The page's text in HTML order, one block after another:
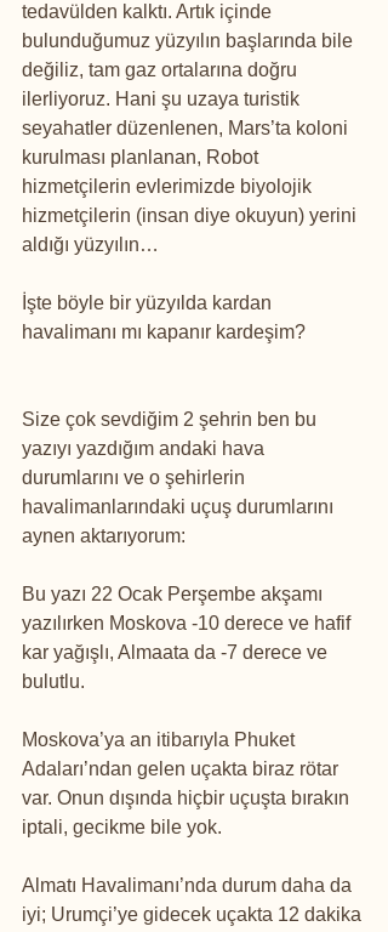
tedavülden kalktı. Artık içinde
bulunduğumuz yüzyılın başlarında bile
değiliz, tam gaz ortalarına doğru
ilerliyoruz. Hani şu uzaya turistik
seyahatler düzenlenen, Mars’ta koloni
kurulması planlanan, Robot
hizmetçilerin evlerimizde biyolojik
hizmetçilerin (insan diye okuyun) yerini
aldığı yüzyılın…
İşte böyle bir yüzyılda kardan
havalimanı mı kapanır kardeşim?
Size çok sevdiğim 2 şehrin ben bu
yazıyı yazdığım andaki hava
durumlarını ve o şehirlerin
havalimanlarındaki uçuş durumlarını
aynen aktarıyorum:
Bu yazı 22 Ocak Perşembe akşamı
yazılırken Moskova -10 derece ve hafif
kar yağışlı, Almaata da -7 derece ve
bulutlu.
Moskova’ya an itibarıyla Phuket
Adaları’ndan gelen uçakta biraz rötar
var. Onun dışında hiçbir uçuşta bırakın
iptali, gecikme bile yok.
Almatı Havalimanı’nda durum daha da
iyi; Urumçi’ye gidecek uçakta 12 dakika